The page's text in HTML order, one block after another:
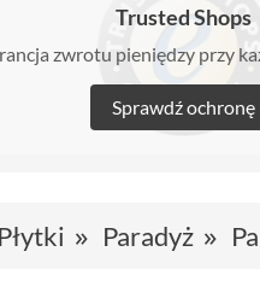
Trusted Shops
zwrotu pieniędzy przy
Sprawdź ochronę
Płytki Paradyż